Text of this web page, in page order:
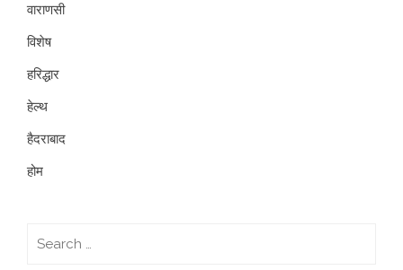
वाराणसी
विशेष
हरिद्धार
हेल्थ
हैदराबाद
होम